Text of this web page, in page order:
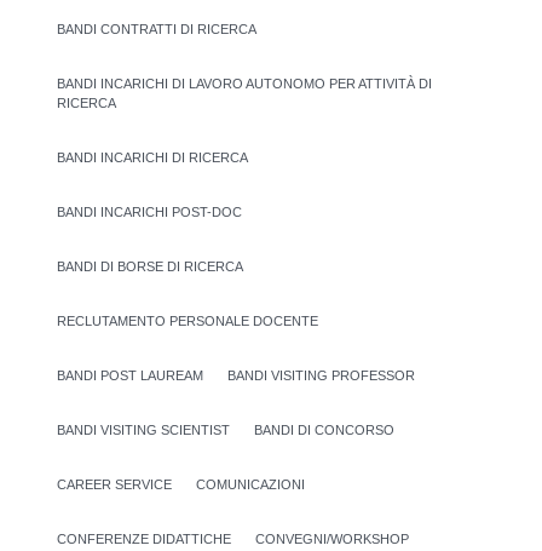
BANDI CONTRATTI DI RICERCA
BANDI INCARICHI DI LAVORO AUTONOMO PER ATTIVITÀ DI
RICERCA
BANDI INCARICHI DI RICERCA
BANDI INCARICHI POST-DOC
BANDI DI BORSE DI RICERCA
RECLUTAMENTO PERSONALE DOCENTE
BANDI POST LAUREAM BANDI VISITING PROFESSOR
BANDI VISITING SCIENTIST BANDI DI CONCORSO
CAREER SERVICE COMUNICAZIONI
CONFERENZE DIDATTICHE CONVEGNI/WORKSHOP